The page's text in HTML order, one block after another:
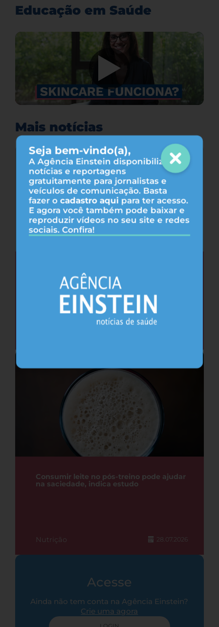
Seja bem-vindo(a),
A Agência Einstein disponibiliza
notícias e reportagens
gratuitamente para jornalistas e
veículos de comunicação. Basta
fazer o cadastro aqui para ter acesso.
E agora você também pode baixar e
reproduzir vídeos no seu site e redes
sociais. Confira!
Educação em Saúde
Mais notícias
Por que é um erro avaliar apenas os
ovários para diagnosticar a SOMP
Consumir leite no pós-treino pode ajudar
na saciedade, indica estudo
Nutrição 28.07.2026
Acesse
Ainda não tem conta na Agência Einstein?
Crie uma agora